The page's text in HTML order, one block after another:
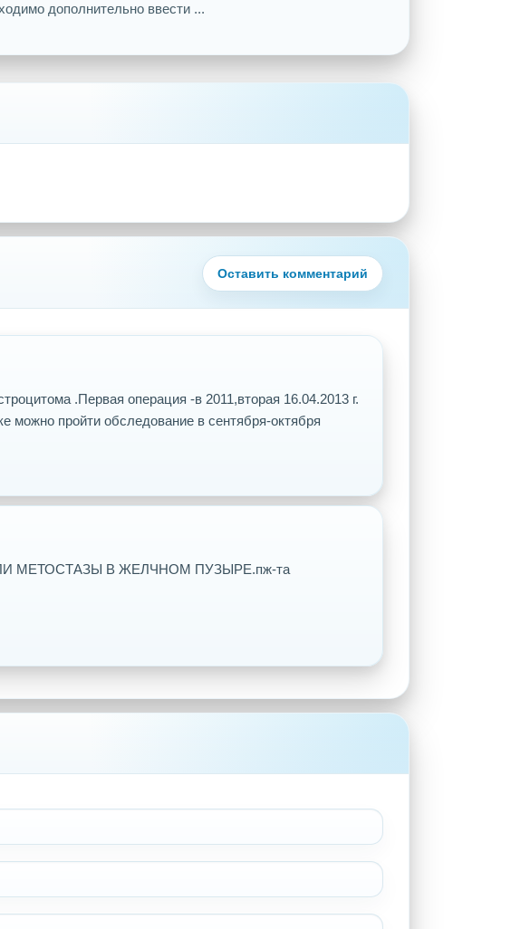
дополнительно ввести ...
Оставить комментарий
.Первая операция -в 2011,вторая 16.04.2013 г.
можно пройти обследование в сентября-октября
МЕТОСТАЗЫ В ЖЕЛЧНОМ ПУЗЫРЕ.пж-та